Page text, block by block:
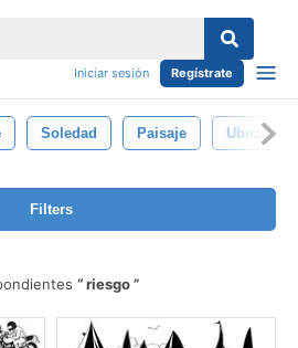
Iniciar sesión Regístrate
Soledad Paisaje
Filters
riesgo